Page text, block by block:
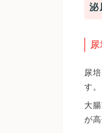
泌
尿
す。
大
が